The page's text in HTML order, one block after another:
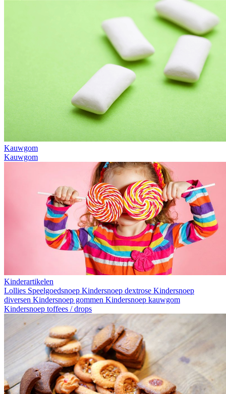
Kauwgom
Kauwgom
Kinderartikelen
Lollies Speelgoedsnoep Kindersnoep dextrose Kindersnoep
diversen Kindersnoep gommen Kindersnoep kauwgom
Kindersnoep toffees / drops